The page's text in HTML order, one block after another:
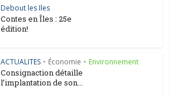
Debout les Iles
Contes en Îles : 25e
édition!
ACTUALITES • Économie • Environnement
Consignaction détaille
l’implantation de son...